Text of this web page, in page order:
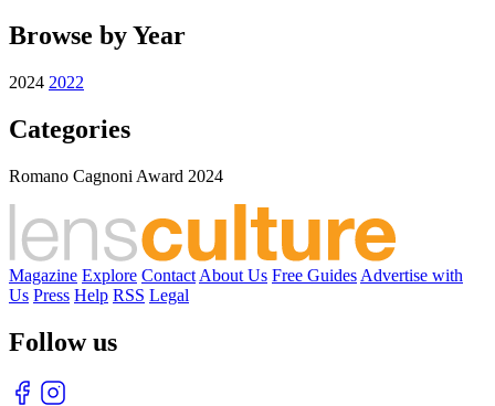
Browse by Year
2024 2022
Categories
Romano Cagnoni Award 2024
Magazine Explore Contact About Us Free Guides Advertise with
Us Press Help RSS Legal
Follow us